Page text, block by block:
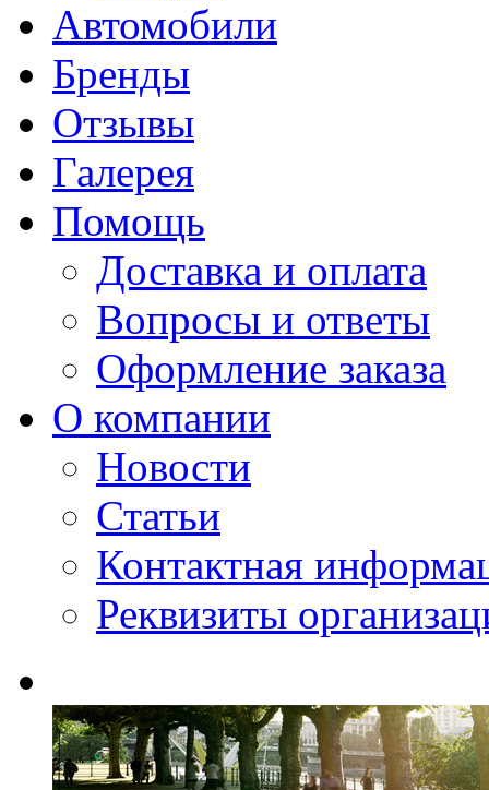
Автомобили
Бренды
Отзывы
Галерея
Помощь
Доставка и оплата
Вопросы и ответы
Оформление заказа
О компании
Новости
Статьи
Контактная
Реквизиты